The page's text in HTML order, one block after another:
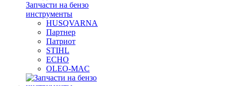
Запчасти на бензо
инструменты
HUSQVARNA
Партнер
Патриот
STIHL
ECHO
OLEO-MAC